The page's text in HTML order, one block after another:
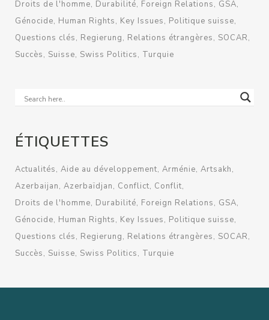
Droits de l'homme Durabilité Foreign Relations
GSA
Génocide Human Rights Key Issues
Politique suisse
Questions clés
Regierung Relations étrangères
SOCAR
Succès
Suisse Swiss Politics Turquie
ÉTIQUETTES
Actualités Aide au développement Arménie Artsakh
Azerbaijan Azerbaïdjan Conflict Conflit
Droits de l'homme Durabilité Foreign Relations
GSA
Génocide Human Rights Key Issues
Politique suisse
Questions clés
Regierung Relations étrangères
SOCAR
Succès
Suisse Swiss Politics Turquie